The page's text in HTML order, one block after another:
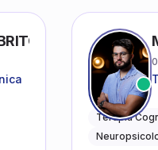
Terapia